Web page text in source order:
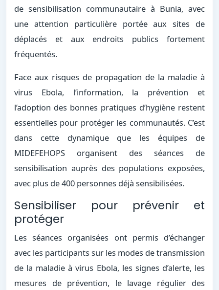
de sensibilisation communautaire à Bunia, avec
une attention particulière portée aux sites de
déplacés et aux endroits publics fortement
fréquentés.
Face aux risques de propagation de la maladie à
virus Ebola, l’information, la prévention et
l’adoption des bonnes pratiques d’hygiène restent
essentielles pour protéger les communautés. C’est
dans cette dynamique que les équipes de
MIDEFEHOPS organisent des séances de
sensibilisation auprès des populations exposées,
avec plus de 400 personnes déjà sensibilisées.
Sensibiliser pour prévenir et
protéger
Les séances organisées ont permis d’échanger
avec les participants sur les modes de transmission
de la maladie à virus Ebola, les signes d’alerte, les
mesures de prévention, le lavage régulier des